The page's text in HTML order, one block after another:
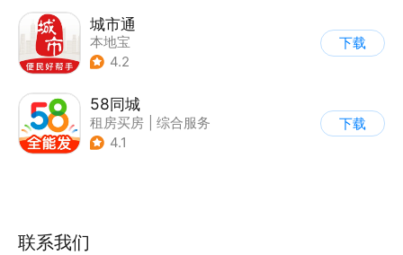
城市通
本地宝
4.2
下载
58同城
租房买房
综合服务
4.1
下载
联系我们